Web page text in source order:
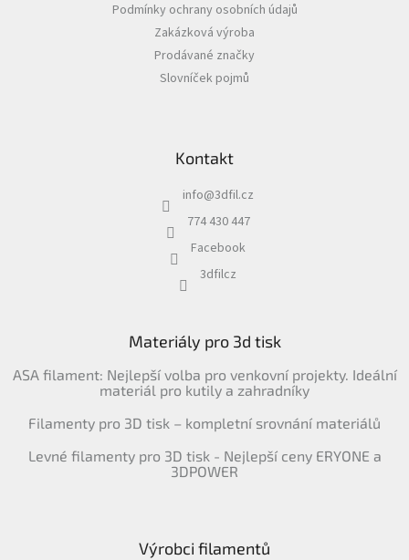
Podmínky ochrany osobních údajů
Zakázková výroba
Prodávané značky
Slovníček pojmů
Kontakt
info@3dfil.cz
774 430 447
Facebook
3dfilcz
Materiály pro 3d tisk
ASA filament: Nejlepší volba pro venkovní projekty. Ideální
materiál pro kutily a zahradníky
Filamenty pro 3D tisk – kompletní srovnání materiálů
Levné filamenty pro 3D tisk - Nejlepší ceny ERYONE a
3DPOWER
Výrobci filamentů